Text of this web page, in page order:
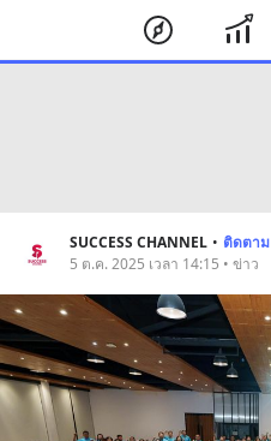
SUCCESS CHANNEL • ติดตาม
5 ต.ค. 2025 เวลา 14:15 • ข่าว